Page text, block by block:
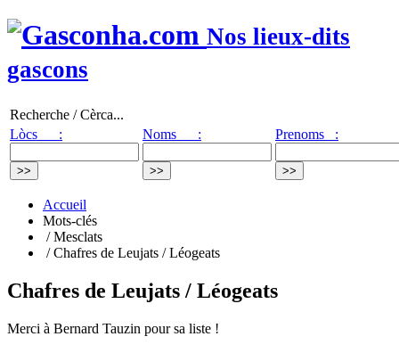
Nos lieux-dits
gascons
Recherche / Cèrca...
Lòcs :
Noms : Prenoms :
Accueil
Mots-clés
/ Mesclats
/ Chafres de Leujats / Léogeats
Chafres de Leujats / Léogeats
Merci à Bernard Tauzin pour sa liste !